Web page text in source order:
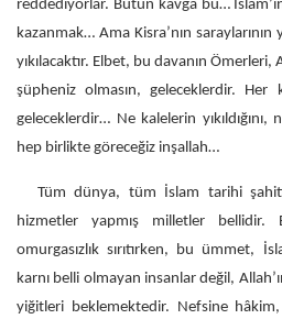
reddediyorlar. Bütün kavga bu…
kazanmak… Ama Kisra’nın saraylarının
yıkılacaktır. Elbet, bu davanın
şüpheniz olmasın, geleceklerdir. Her
geleceklerdir… Ne kalelerin yıkıldığını,
hep birlikte göreceğiz inşallah…
Tüm dünya, tüm İslam tarihi
hizmetler yapmış milletler
omurgasızlık sırıtırken, bu ümmet,
karnı belli olmayan insanlar değil,
yiğitleri beklemektedir. Nefsine